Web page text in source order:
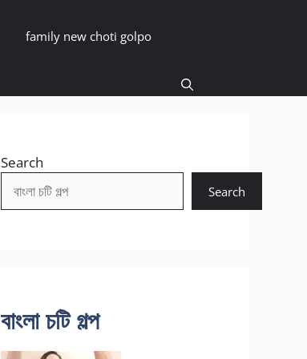
family new choti golpo
Search
Search
বাংলা চটি গল্প